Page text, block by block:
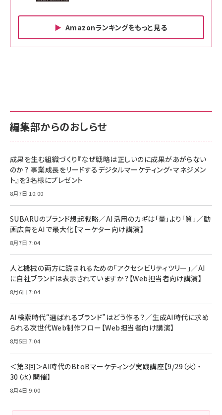
Amazonランキングをもっと見る
￥880
anan(アンアン)2026/06/24号 No.2500増刊
スペシャルエディション[王道エンタメの矜持／
￥1,100
anan(アンアン)2026/07/08号 No.2502[2026
￥880
ママ投資家が育休中に１億貯めた株式投資
組織の成果を最大化する ルールのデザイン
￥1,980
Amazonランキングをもっと見る
サポート正規品 メーカー保証5年 KLMEA128G
NIMASO ガラスフィルム iPhone 17 用 保護フィ
すい ガイド枠付き いPhone17 (6.3インチ) 対応
2枚セット DSP25F1698
￥1,599
￥6,980
全ワイヤレスイヤホン/アクティブノイズキャンセリ
技術基準適合】ブラック
￥5,990
ケーブル Anker絡まないケーブル 240W 結束バン
ド付き USB PD対応 シリコン素材採用 iPhone
17 / 16 / 15 / Galaxy iPad Pro MacBook
Pro/Air 各種対応 (1.8m ミッドナイトブラック)
￥1,890
サポート正規品 メーカー保証5年 KLMEA128G
Amazon eギフトカード - Amazonロゴ - クラ
￥5,000
Anker PowerLine III Flow USB-C & USB-C
Pro/Air 各種対応 (1.8m ミッドナイトブラック)
￥1,890
サッポロ 生ビール 黒ラベル 350ml 缶 24本 ビー
ル ケース買い【6/30応募〆切! 黒ラベルビヤセラー
￥4,857
編集部からのおしらせ
成果を生む組織づくり『なぜ戦略は正しいのに成果があがらない
のか？ 事業成長をリードするデジタルマーケティング・マネジメン
ト』を3名様にプレゼント
8月7日 10:00
SUBARUのブランド想起戦略／AI活用のカギは「量」より「質」／動
画広告をAIで最大化【マーケター向け講演】
8月7日 7:04
人と機械の両方に読まれるための「アクセシビリティツリー」／AI
に自社ブランドは表示されていますか？【Web担当者向け講演】
8月6日 7:04
AI検索時代“選ばれるブランド”はどう作る？／生成AI時代に求め
られる次世代Web制作フロー【Web担当者向け講演】
8月5日 7:04
＜第3回＞AI時代のBtoBマーケティング実践講座【9/29（火）・
30（水）開催】
8月4日 9:00